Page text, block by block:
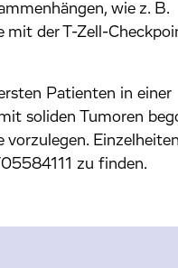
wie z. B.
mit der T-Zell-
Patienten in einer
soliden Tumoren
zu finden.